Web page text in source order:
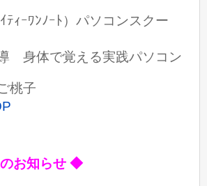
ﾃｨｰﾜﾝﾉｰﾄ）パソコンスクー
身体で覚える実践パソコン
桃子
お知らせ ◆